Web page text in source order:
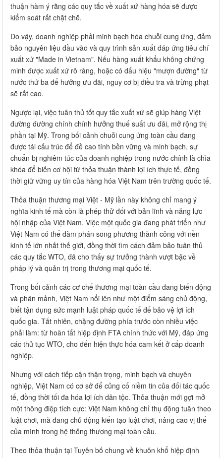
thuận hàm ý rằng các quy tắc về xuất xứ hàng hóa sẽ được
kiểm soát rất chặt chẽ.
Do vậy, doanh nghiệp phải minh bạch hóa chuỗi cung ứng, đảm
bảo nguyên liệu đầu vào và quy trình sản xuất đáp ứng tiêu chí
xuất xứ "Made in Vietnam". Nếu hàng xuất khẩu không chứng
minh được xuất xứ rõ ràng, hoặc có dấu hiệu "mượn đường" từ
nước thứ ba để hưởng ưu đãi, nguy cơ bị điều tra và trừng phạt
sẽ rất cao.
Ngược lại, việc tuân thủ tốt quy tắc xuất xứ sẽ giúp hàng Việt
đường đường chính chính hưởng thuế suất ưu đãi, mở rộng thị
phần tại Mỹ. Trong bối cảnh chuỗi cung ứng toàn cầu đang
được tái cấu trúc để đề cao tính bền vững và minh bạch, sự
chuẩn bị nghiêm túc của doanh nghiệp trong nước chính là chìa
khóa để biến cơ hội từ thỏa thuận thành lợi ích thực tế, đồng
thời giữ vững uy tín của hàng hóa Việt Nam trên trường quốc tế.
Thỏa thuận thương mại Việt - Mỹ lần này không chỉ mang ý
nghĩa kinh tế mà còn là phép thử đối với bản lĩnh và năng lực
hội nhập của Việt Nam. Việc một quốc gia đang phát triển như
Việt Nam có thể đàm phán song phương thành công với nền
kinh tế lớn nhất thế giới, đồng thời tìm cách đảm bảo tuân thủ
các quy tắc WTO, đã cho thấy sự trưởng thành vượt bậc về
pháp lý và quản trị trong thương mại quốc tế.
Trong bối cảnh các cơ chế thương mại toàn cầu đang biến động
và phân mảnh, Việt Nam nổi lên như một điểm sáng chủ động,
biết tận dụng sức mạnh luật pháp quốc tế để bảo vệ lợi ích
quốc gia. Tất nhiên, chặng đường phía trước còn nhiều việc
phải làm: từ hoàn tất hiệp định FTA chính thức với Mỹ, đáp ứng
các thủ tục WTO, cho đến hiện thực hóa cam kết ở cấp doanh
nghiệp.
Nhưng với cách tiếp cận thận trọng, minh bạch và chuyên
nghiệp, Việt Nam có cơ sở để củng cố niềm tin của đối tác quốc
tế, đồng thời tối đa hóa lợi ích dân tộc. Thỏa thuận mới gợi mở
một thông điệp tích cực: Việt Nam không chỉ thụ động tuân theo
luật chơi, mà đang chủ động kiến tạo luật chơi, nâng cao vị thế
của mình trong hệ thống thương mại toàn cầu.
Theo thỏa thuận tại Tuyên bố chung về khuôn khổ hiệp định